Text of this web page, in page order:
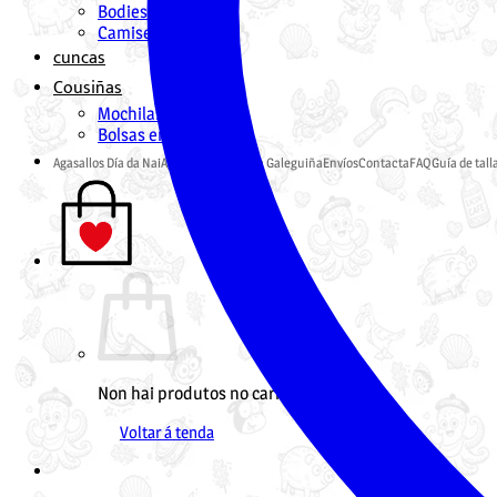
Bodies
Camisetas
cuncas
Cousiñas
Mochilas en Galego
Bolsas en Galego
Agasallos Día da NaiAgasallos Pai Tenda GaleguiñaEnvíosContactaFAQGuía de
Non hai produtos no carriño.
Voltar á tenda